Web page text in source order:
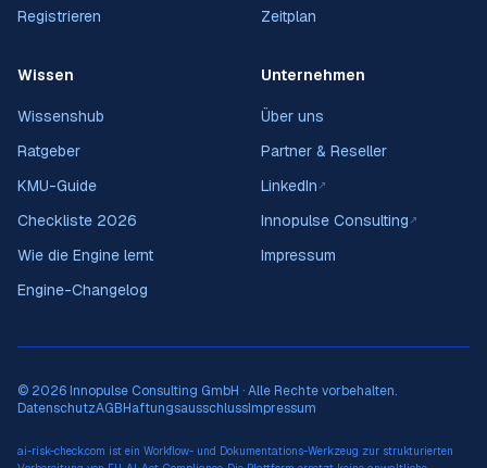
Registrieren
Zeitplan
Wissen
Wissenshub
Ratgeber
KMU-Guide
Checkliste 2026
Wie die Engine lernt
Engine-Changelog
Unternehmen
Über uns
Partner & Reseller
LinkedIn ↗
Innopulse Consulting ↗
Impressum
© 2026 Innopulse Consulting GmbH · Alle Rechte vorbehalten.
DatenschutzAGBHaftungsausschlussImpressum
ai-risk-check.com ist ein Workflow- und Dokumentations-Werkzeug zur strukturierten